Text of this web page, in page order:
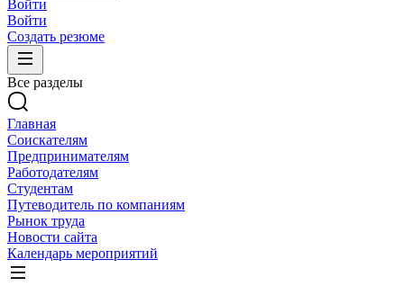
Войти
Войти
Создать резюме
Все разделы
Главная
Соискателям
Предпринимателям
Работодателям
Студентам
Путеводитель по компаниям
Рынок труда
Новости сайта
Календарь мероприятий